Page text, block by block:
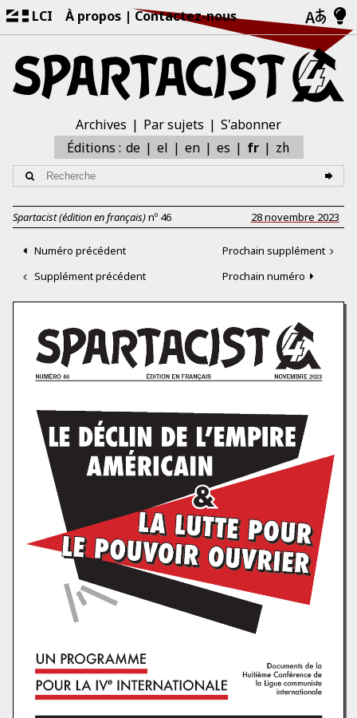
LCI À propos Contactez-nous
Archives Par sujets
S'abonner
Éditions : de el en es fr zh
Spartacist (édition en français)nº 46 28 novembre 2023
Numéro précédent
Supplément précédent
Prochain supplément
Prochain numéro